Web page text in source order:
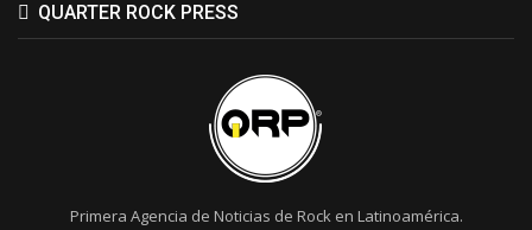
QUARTER ROCK PRESS
Primera Agencia de Noticias de Rock en Latinoamérica.